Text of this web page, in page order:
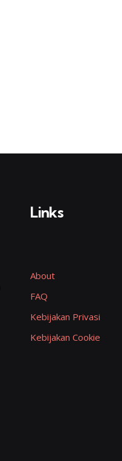
Links
About
FAQ
Kebijakan Privasi
Kebijakan Cookie